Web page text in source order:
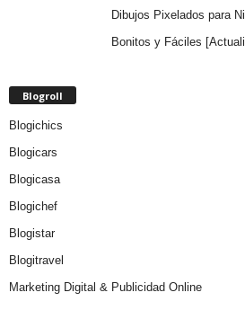
Dibujos Pixelados para
Bonitos y Fáciles
Blogroll
Blogichics
Blogicars
Blogicasa
Blogichef
Blogistar
Blogitravel
Marketing Digital & Publicidad Online